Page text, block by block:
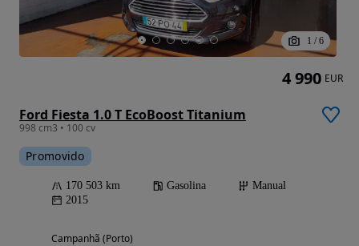
1 / 6
Ford Fiesta 1.0 T EcoBoost Titanium
998 cm3 • 100 cv
Promovido
170 503 km Gasolina
Manual
2015
Campanhã (Porto)
4 990 EUR